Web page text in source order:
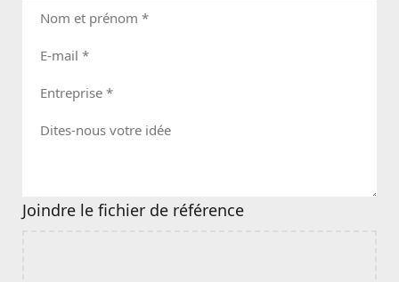
Joindre le fichier de référence